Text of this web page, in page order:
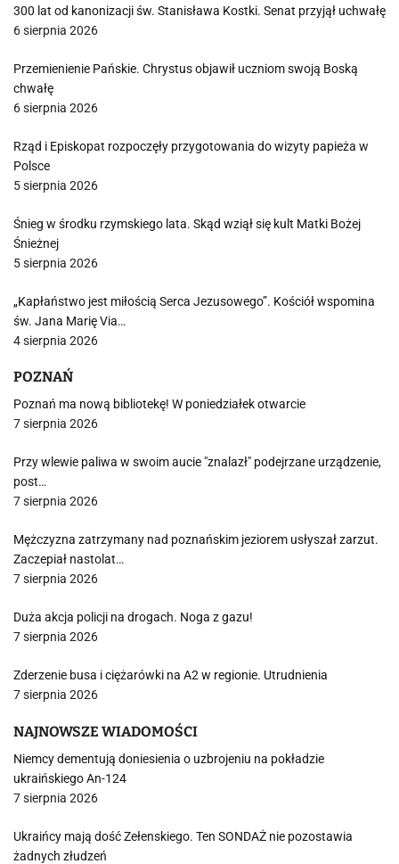
300 lat od kanonizacji św. Stanisława Kostki. Senat przyjął uchwałę
6 sierpnia 2026
Przemienienie Pańskie. Chrystus objawił uczniom swoją Boską
chwałę
6 sierpnia 2026
Rząd i Episkopat rozpoczęły przygotowania do wizyty papieża w
Polsce
5 sierpnia 2026
Śnieg w środku rzymskiego lata. Skąd wziął się kult Matki Bożej
Śnieżnej
5 sierpnia 2026
„Kapłaństwo jest miłością Serca Jezusowego”. Kościół wspomina
św. Jana Marię Via…
4 sierpnia 2026
POZNAŃ
Poznań ma nową bibliotekę! W poniedziałek otwarcie
7 sierpnia 2026
Przy wlewie paliwa w swoim aucie "znalazł" podejrzane urządzenie,
post…
7 sierpnia 2026
Mężczyzna zatrzymany nad poznańskim jeziorem usłyszał zarzut.
Zaczepiał nastolat…
7 sierpnia 2026
Duża akcja policji na drogach. Noga z gazu!
7 sierpnia 2026
Zderzenie busa i ciężarówki na A2 w regionie. Utrudnienia
7 sierpnia 2026
NAJNOWSZE WIADOMOŚCI
Niemcy dementują doniesienia o uzbrojeniu na pokładzie
ukraińskiego An-124
7 sierpnia 2026
Ukraińcy mają dość Zełenskiego. Ten SONDAŻ nie pozostawia
żadnych złudzeń